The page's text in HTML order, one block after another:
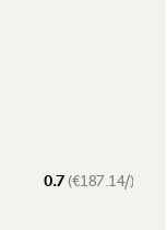
0.7(€187.14/)